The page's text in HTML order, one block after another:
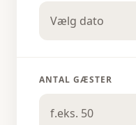
Vælg dato
ANTAL GÆSTER